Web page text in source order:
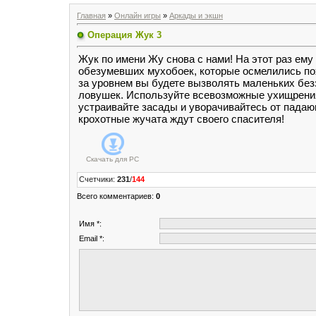
Главная » Онлайн игры » Аркады и экшн
Операция Жук 3
Жук по имени Жу снова с нами! На этот раз ему
обезумевших мухобоек, которые осмелились
за уровнем вы будете вызволять маленьких
ловушек. Используйте всевозможные
устраивайте засады и уворачивайтесь от
крохотные жучата ждут своего спасителя!
Скачать для PC
Счетчики: 231/144
Всего комментариев: 0
Имя *:
Email *: